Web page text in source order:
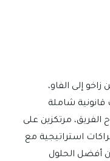
إلى الفاو،
شاملة
مرتكزين على
استراتيجية مع
أفضل الحلول